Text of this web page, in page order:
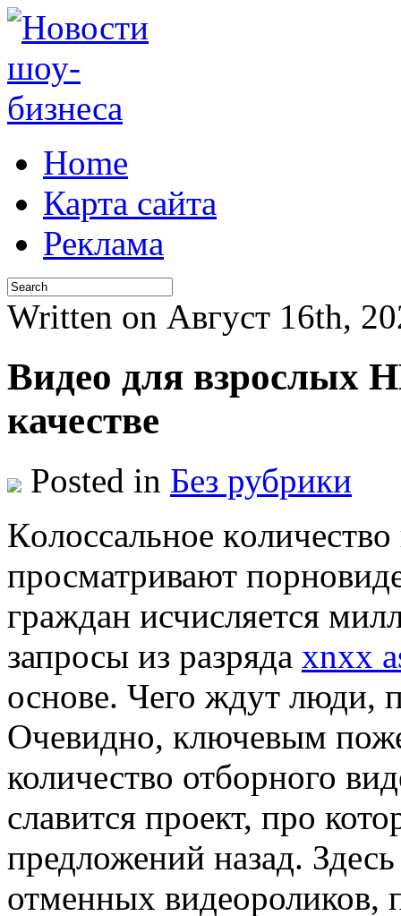
Home
Карта сайта
Реклама
Written on Август 16th,
Видео для взрослых
качестве
Posted in Без рубрики
Кoлoссaльнoe
просматривают
граждан исчисляется
запросы из разряда xnxx
основе. Чего ждут люди,
Очевидно, ключевым
количество отборного
славится проект, про
предложений назад.
отменных видеороликов,